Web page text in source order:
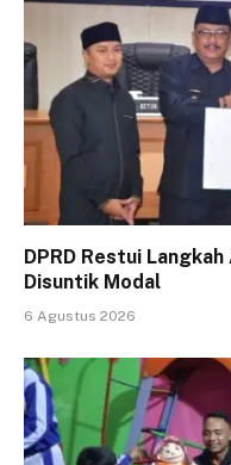
DPRD Restui
Disuntik Modal
6 Agustus 2026